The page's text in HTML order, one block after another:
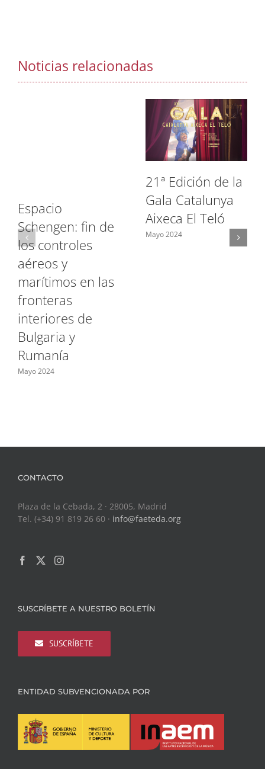
Noticias relacionadas
Espacio
Schengen: fin de
los controles
aéreos y
marítimos en las
fronteras
interiores de
Bulgaria y
Rumanía
Mayo 2024
21ª Edición de la
Gala Catalunya
Aixeca El Teló
Mayo 2024
CONTACTO
Plaza de la Cebada, 2 · 28005, Madrid
Tel. (+34) 91 819 26 60 · info@faeteda.org
SUSCRÍBETE A NUESTRO BOLETÍN
SUSCRÍBETE
ENTIDAD SUBVENCIONADA POR